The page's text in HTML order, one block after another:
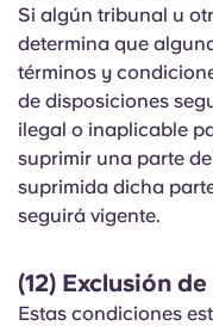
Si algún tribunal u
determina que
términos y
de disposiciones
ilegal o inaplicable
suprimir una parte
suprimida dicha
seguirá vigente.
(12) Exclusión
Estas condiciones